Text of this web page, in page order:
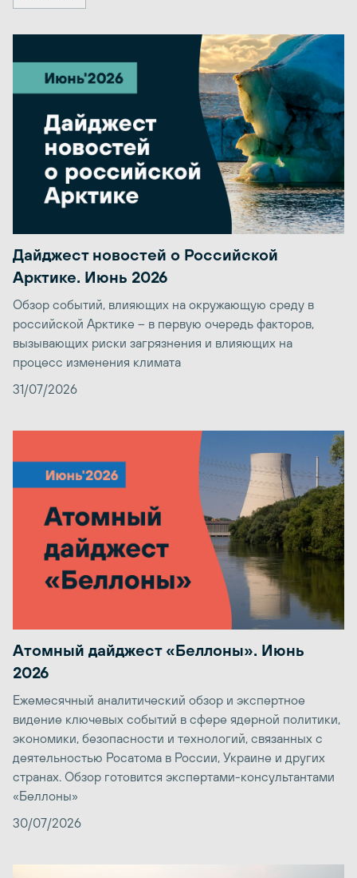
Дайджест новостей о Российской
Арктике. Июнь 2026
Обзор событий, влияющих на окружающую среду в
российской Арктике – в первую очередь факторов,
вызывающих риски загрязнения и влияющих на
процесс изменения климата
31/07/2026
Атомный дайджест «Беллоны». Июнь
2026
Ежемесячный аналитический обзор и экспертное
видение ключевых событий в сфере ядерной политики,
экономики, безопасности и технологий, связанных с
деятельностью Росатома в России, Украине и других
странах. Обзор готовится экспертами-консультантами
«Беллоны»
30/07/2026